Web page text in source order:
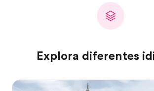
Explora diferentes